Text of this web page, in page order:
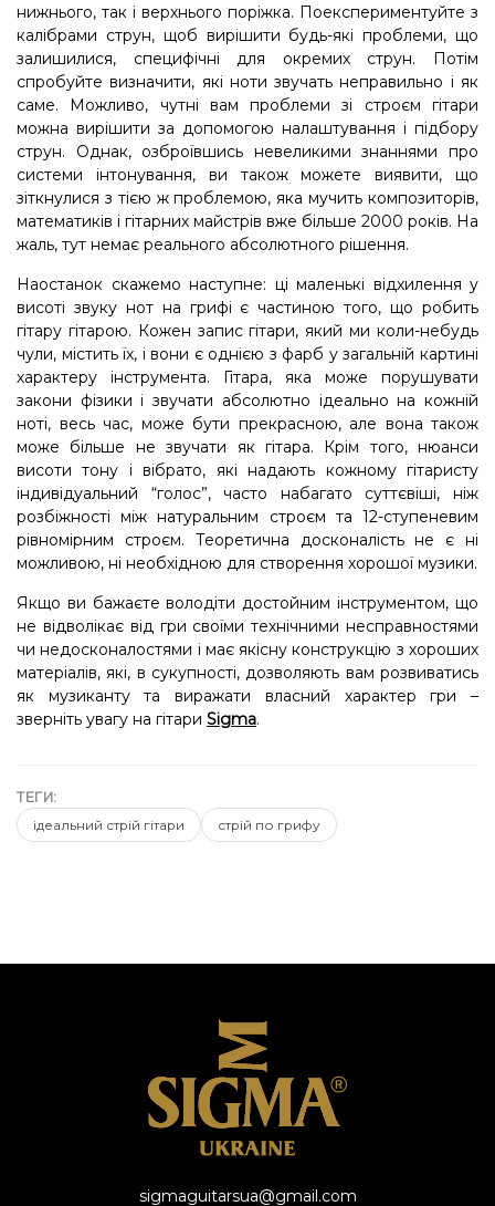
нижнього, так і верхнього поріжка. Поекспериментуйте з
калібрами струн, щоб вирішити будь-які проблеми, що
залишилися, специфічні для окремих струн. Потім
спробуйте визначити, які ноти звучать неправильно і як
саме. Можливо, чутні вам проблеми зі строєм гітари
можна вирішити за допомогою налаштування і підбору
струн. Однак, озброївшись невеликими знаннями про
системи інтонування, ви також можете виявити, що
зіткнулися з тією ж проблемою, яка мучить композиторів,
математиків і гітарних майстрів вже більше 2000 років. На
жаль, тут немає реального абсолютного рішення.
Наостанок скажемо наступне: ці маленькі відхилення у
висоті звуку нот на грифі є частиною того, що робить
гітару гітарою. Кожен запис гітари, який ми коли-небудь
чули, містить їх, і вони є однією з фарб у загальній картині
характеру інструмента. Гітара, яка може порушувати
закони фізики і звучати абсолютно ідеально на кожній
ноті, весь час, може бути прекрасною, але вона також
може більше не звучати як гітара. Крім того, нюанси
висоти тону і вібрато, які надають кожному гітаристу
індивідуальний “голос”, часто набагато суттєвіші, ніж
розбіжності між натуральним строєм та 12-ступеневим
рівномірним строєм. Теоретична досконалість не є ні
можливою, ні необхідною для створення хорошої музики.
Якщо ви бажаєте володіти достойним інструментом, що
не відволікає від гри своїми технічними несправностями
чи недосконалостями і має якісну конструкцію з хороших
матеріалів, які, в сукупності, дозволяють вам розвиватись
як музиканту та виражати власний характер гри –
зверніть увагу на гітари Sigma.
ТЕГИ:
ідеальний стрій гітари
стрій по грифу
sigmaguitarsua@gmail.com